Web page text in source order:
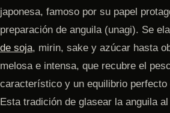
japonesa, famoso por su papel
preparación de anguila (unagi). Se
de soja, mirin, sake y azúcar hasta
melosa e intensa, que recubre el
característico y un equilibrio
Esta tradición de glasear la anguila